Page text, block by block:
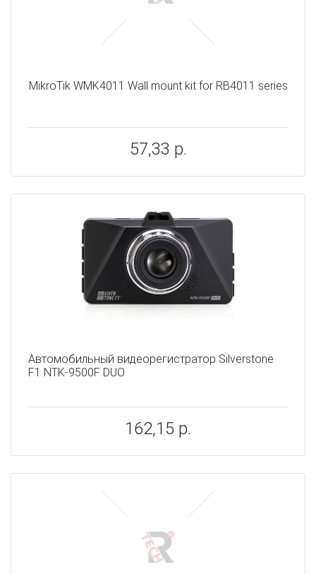
MikroTik WMK4011 Wall mount kit for RB4011 series
57,33 р.
Автомобильный видеорегистратор Silverstone
F1 NTK-9500F DUO
162,15 р.